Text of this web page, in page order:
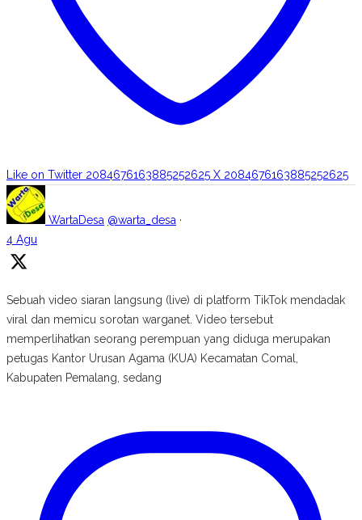
Like on Twitter 2084676163885252625 X 2084676163885252625
WartaDesa @warta_desa ·
4 Agu
Sebuah video siaran langsung (live) di platform TikTok mendadak
viral dan memicu sorotan warganet. Video tersebut
memperlihatkan seorang perempuan yang diduga merupakan
petugas Kantor Urusan Agama (KUA) Kecamatan Comal,
Kabupaten Pemalang, sedang